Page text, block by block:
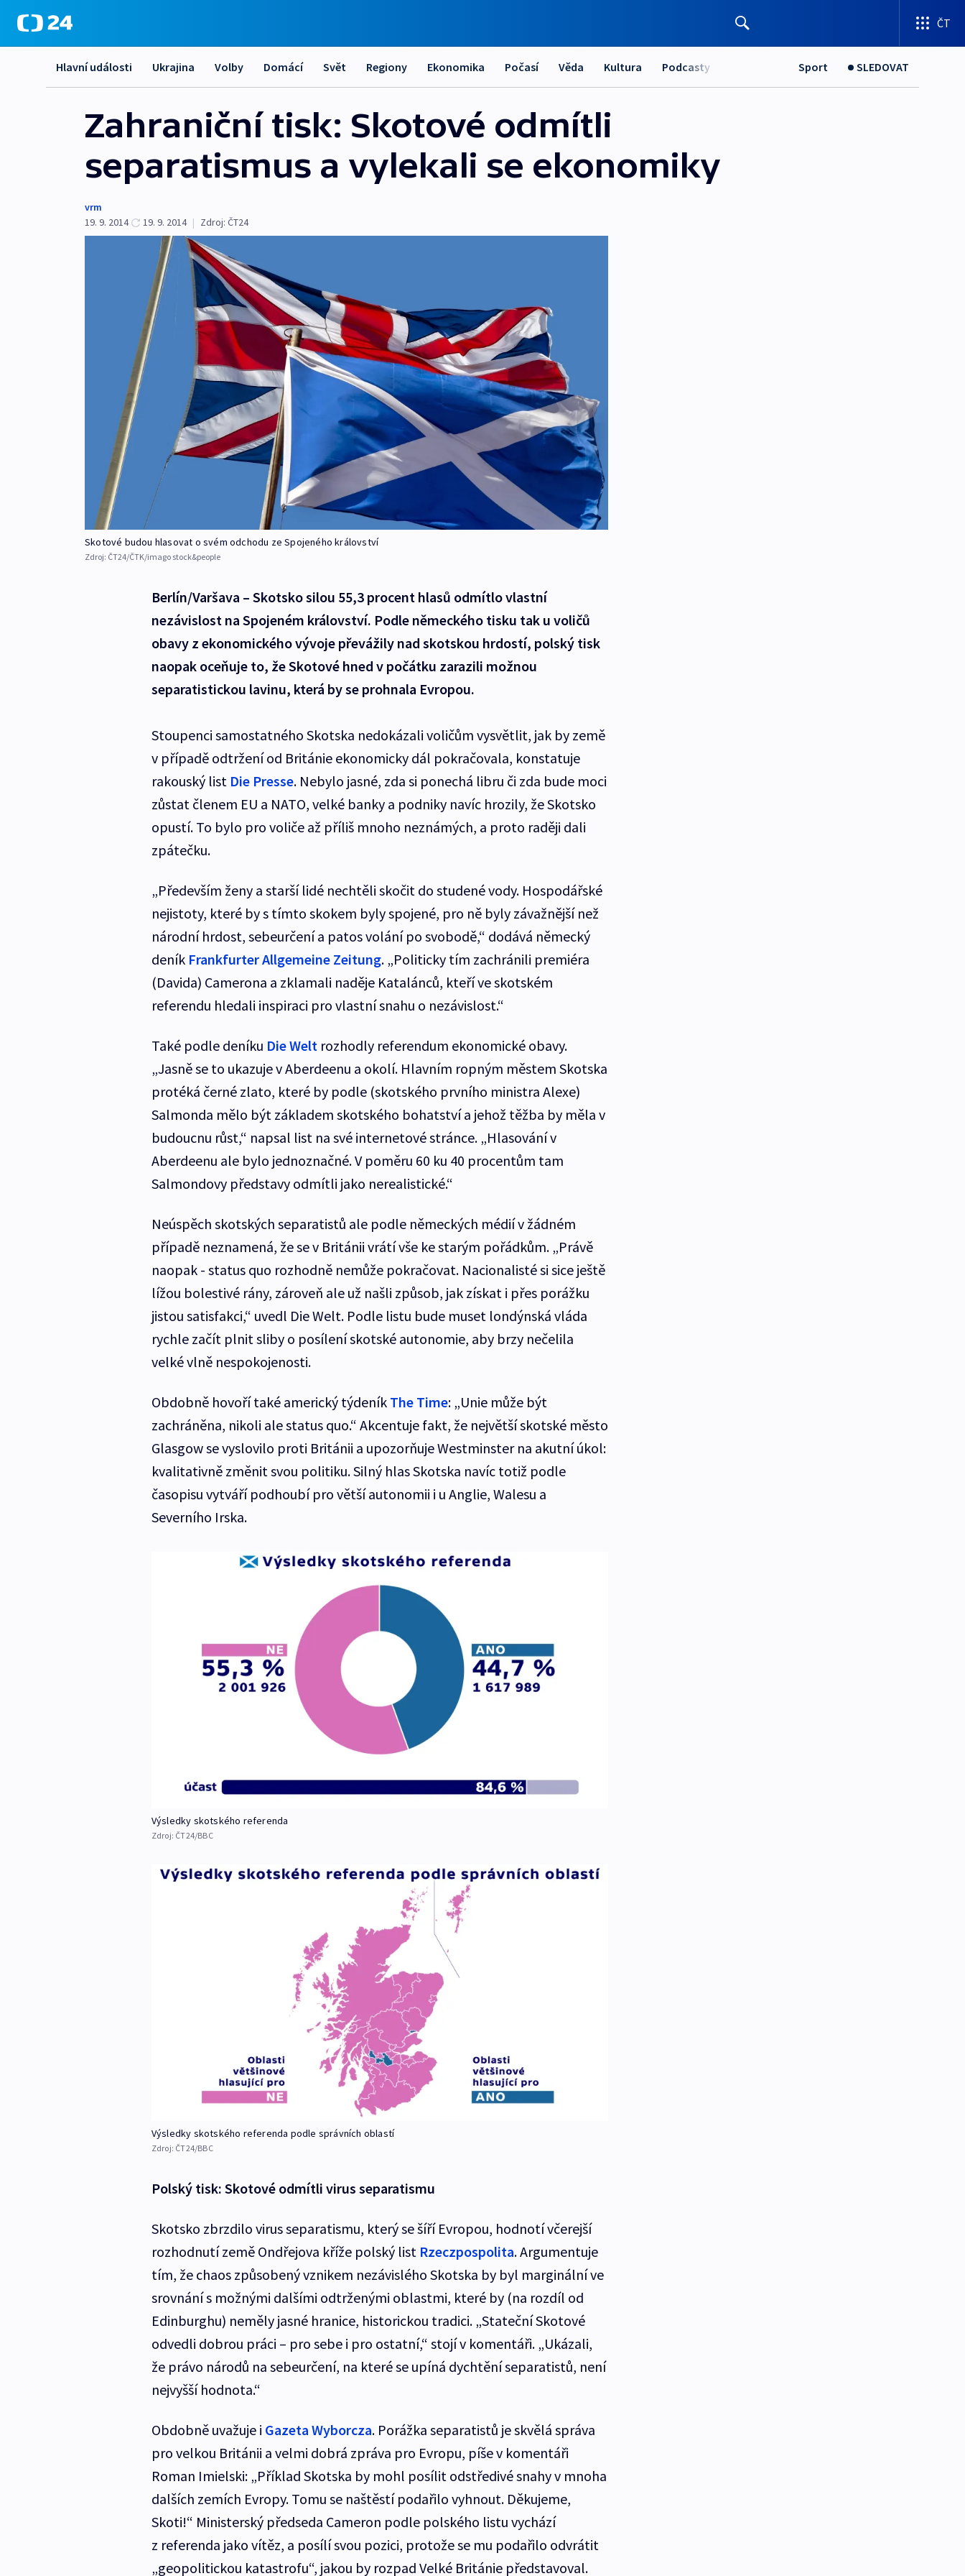
ČT
Hlavní události Ukrajina Volby Domácí Svět Regiony Ekonomika Počasí Věda Kultura Podcasty Sport SLEDOVAT
Zahraniční tisk: Skotové odmítli
separatismus a vylekali se ekonomiky
vrm
19. 9. 2014
19. 9. 2014 | Zdroj: ČT24
Skotové budou hlasovat o svém odchodu ze Spojeného království
Zdroj: ČT24/ČTK/imago stock&people
Berlín/Varšava – Skotsko silou 55,3 procent hlasů odmítlo vlastní
nezávislost na Spojeném království. Podle německého tisku tak u voličů
obavy z ekonomického vývoje převážily nad skotskou hrdostí, polský tisk
naopak oceňuje to, že Skotové hned v počátku zarazili možnou
separatistickou lavinu, která by se prohnala Evropou.
Stoupenci samostatného Skotska nedokázali voličům vysvětlit, jak by země
v případě odtržení od Británie ekonomicky dál pokračovala, konstatuje
rakouský list Die Presse. Nebylo jasné, zda si ponechá libru či zda bude moci
zůstat členem EU a NATO, velké banky a podniky navíc hrozily, že Skotsko
opustí. To bylo pro voliče až příliš mnoho neznámých, a proto raději dali
zpátečku.
„Především ženy a starší lidé nechtěli skočit do studené vody. Hospodářské
nejistoty, které by s tímto skokem byly spojené, pro ně byly závažnější než
národní hrdost, sebeurčení a patos volání po svobodě,“ dodává německý
deník Frankfurter Allgemeine Zeitung. „Politicky tím zachránili premiéra
(Davida) Camerona a zklamali naděje Katalánců, kteří ve skotském
referendu hledali inspiraci pro vlastní snahu o nezávislost.“
Také podle deníku Die Weltrozhodly referendum ekonomické obavy.
„Jasně se to ukazuje v Aberdeenu a okolí. Hlavním ropným městem Skotska
protéká černé zlato, které by podle (skotského prvního ministra Alexe)
Salmonda mělo být základem skotského bohatství a jehož těžba by měla v
budoucnu růst,“ napsal list na své internetové stránce. „Hlasování v
Aberdeenu ale bylo jednoznačné. V poměru 60 ku 40 procentům tam
Salmondovy představy odmítli jako nerealistické.“
Neúspěch skotských separatistů ale podle německých médií v žádném
případě neznamená, že se v Británii vrátí vše ke starým pořádkům. „Právě
naopak - status quo rozhodně nemůže pokračovat. Nacionalisté si sice ještě
lížou bolestivé rány, zároveň ale už našli způsob, jak získat i přes porážku
jistou satisfakci,“ uvedl Die Welt. Podle listu bude muset londýnská vláda
rychle začít plnit sliby o posílení skotské autonomie, aby brzy nečelila
velké vlně nespokojenosti.
Obdobně hovoří také americký týdeník The Time: „Unie může být
zachráněna, nikoli ale status quo.“ Akcentuje fakt, že největší skotské město
Glasgow se vyslovilo proti Británii a upozorňuje Westminster na akutní úkol:
kvalitativně změnit svou politiku. Silný hlas Skotska navíc totiž podle
časopisu vytváří podhoubí pro větší autonomii i u Anglie, Walesu a
Severního Irska.
Výsledky skotského referenda
Zdroj: ČT24/BBC
Výsledky skotského referenda podle správních oblastí
Zdroj: ČT24/BBC
Polský tisk: Skotové odmítli virus separatismu
Skotsko zbrzdilo virus separatismu, který se šíří Evropou, hodnotí včerejší
rozhodnutí země Ondřejova kříže polský list Rzeczpospolita. Argumentuje
tím, že chaos způsobený vznikem nezávislého Skotska by byl marginální ve
srovnání s možnými dalšími odtrženými oblastmi, které by (na rozdíl od
Edinburghu) neměly jasné hranice, historickou tradici. „Stateční Skotové
odvedli dobrou práci – pro sebe i pro ostatní,“ stojí v komentáři. „Ukázali,
že právo národů na sebeurčení, na které se upíná dychtění separatistů, není
nejvyšší hodnota.“
Obdobně uvažuje i Gazeta Wyborcza. Porážka separatistů je skvělá správa
pro velkou Británii a velmi dobrá zpráva pro Evropu, píše v komentáři
Roman Imielski: „Příklad Skotska by mohl posílit odstředivé snahy v mnoha
dalších zemích Evropy. Tomu se naštěstí podařilo vyhnout. Děkujeme,
Skoti!“ Ministerský předseda Cameron podle polského listu vychází
z referenda jako vítěz, a posílí svou pozici, protože se mu podařilo odvrátit
„geopolitickou katastrofu“, jakou by rozpad Velké Británie představoval.